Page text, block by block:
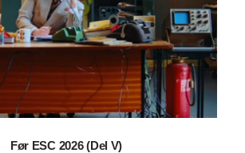
Før ESC 2026 (Del V)